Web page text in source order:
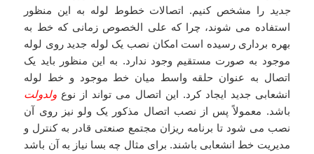
جدید را مشخص کنیم. اتصالات خطوط لوله به این منظور
استفاده می شوند، چرا که علی الخصوص زمانی که خط به
بهره برداری رسیده است امکان نصب یک لوله جدید روی لوله
موجود به صورت مستقیم وجود ندارد. به این منظور باید یک
اتصال به عنوان حلقه واسط میان خط موجود و خط لوله
انشعابی جدید ایجاد کرد. این اتصال می تواند از نوع ولدولت
باشد. معمولاً پس از نصب اتصال مذکور یک ولو نیز روی آن
نصب می شود تا برنامه ریزان مجتمع صنعتی قادر به کنترل و
مدیریت خط انشعابی باشند. برای مثال چه بسا نیاز به آن باشد